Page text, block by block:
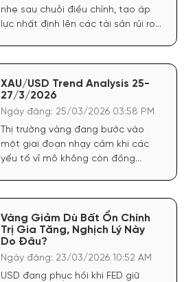
sản trú ẩn như vàng hồi phục.
nhẹ sau chuỗi điều chỉnh, tạo áp
lực nhất định lên các tài sản rủi ro
mạnh, nên dòng tiền đầu cơ vẫn
còn hiện diện. Chứng khoán Mỹ
duy trì trạng thái giằng co, chưa có
xu hướng rõ ràng, phản ánh tâm lý
thận trọng của dòng tiền lớn
XAU/USD Trend Analysis 25-
27/3/2026
Ngày đăng: 25/03/2026 03:58 PM
Thị trường vàng đang bước vào
một giai đoạn nhạy cảm khi các
yếu tố vĩ mô không còn đồng
sức mạnh trong bối cảnh Cục Dự
trữ Liên bang Mỹ (FED) chưa phát đi
tín hiệu rõ ràng về việc hạ lãi suất.
Chính điều này khiến vàng gặp áp
lực trung hạn, bởi chi phí cơ hội
nắm giữ tài sản không sinh lãi vẫn
Vàng Giảm Dù Bất Ổn Chính
Trị Gia Tăng, Nghịch Lý Này
Do Đâu?
Ngày đăng: 23/03/2026 10:52 AM
USD đang phục hồi khi FED giữ